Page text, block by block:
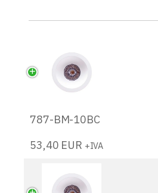
787-BM-10BC
53,40 EUR +IVA